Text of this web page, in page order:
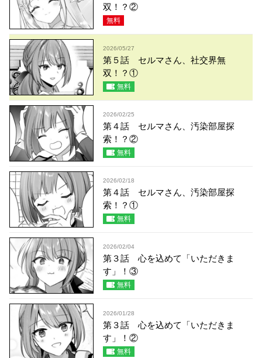
双！？②
無料
2026/05/27
第５話 セルマさん、社交界無
双！？①
無料
2026/02/25
第４話 セルマさん、汚染部屋探
索！？②
無料
2026/02/18
第４話 セルマさん、汚染部屋探
索！？①
無料
2026/02/04
第３話 心を込めて「いただきま
す」！③
無料
2026/01/28
第３話 心を込めて「いただきま
す」！②
無料